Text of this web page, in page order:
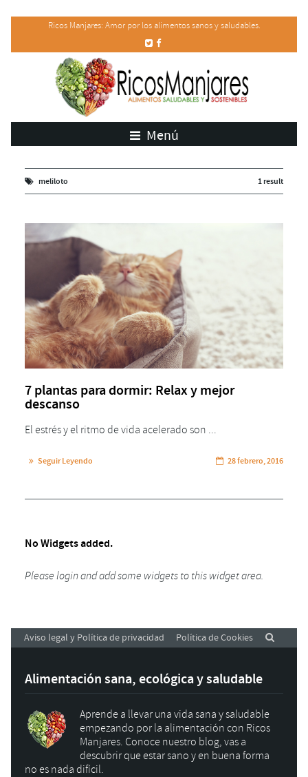
Ricos Manjares: Amor por los alimentos sanos y saludables.
Menú
meliloto 1 result
7 plantas para dormir: Relax y mejor
descanso
El estrés y el ritmo de vida acelerado son ...
Seguir Leyendo 28 febrero, 2016
No Widgets added.
Please login and add some widgets to this widget area.
Aviso legal y Política de privacidad Política de Cookies
Alimentación sana, ecológica y saludable
Aprende a llevar una vida sana y saludable
empezando por la alimentación con Ricos
Manjares. Conoce nuestro blog, vas a
descubrir que estar sano y en buena forma
no es nada difícil.